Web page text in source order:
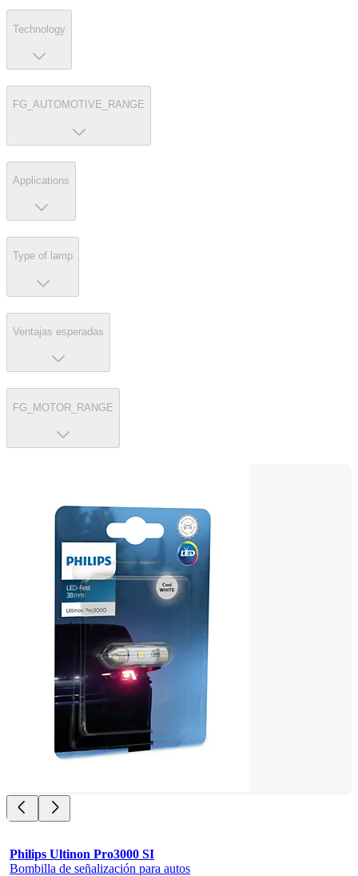
Technology
FG_AUTOMOTIVE_RANGE
Applications
Type of lamp
Ventajas esperadas
FG_MOTOR_RANGE
Philips Ultinon Pro3000 SI
Bombilla de señalización para autos